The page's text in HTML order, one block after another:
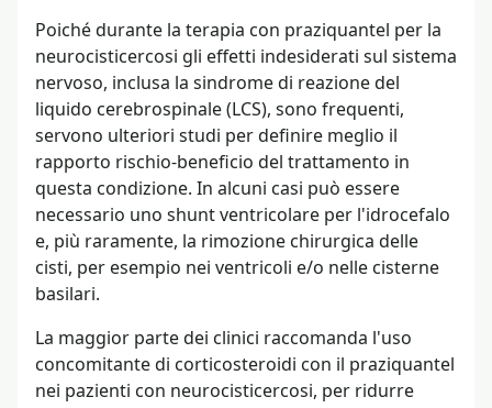
Poiché durante la terapia con praziquantel per la
neurocisticercosi gli effetti indesiderati sul sistema
nervoso, inclusa la sindrome di reazione del
liquido cerebrospinale (LCS), sono frequenti,
servono ulteriori studi per definire meglio il
rapporto rischio-beneficio del trattamento in
questa condizione. In alcuni casi può essere
necessario uno shunt ventricolare per l'idrocefalo
e, più raramente, la rimozione chirurgica delle
cisti, per esempio nei ventricoli e/o nelle cisterne
basilari.
La maggior parte dei clinici raccomanda l'uso
concomitante di corticosteroidi con il praziquantel
nei pazienti con neurocisticercosi, per ridurre